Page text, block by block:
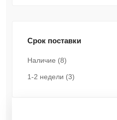
Срок поставки
Наличие (8)
1-2 недели (3)